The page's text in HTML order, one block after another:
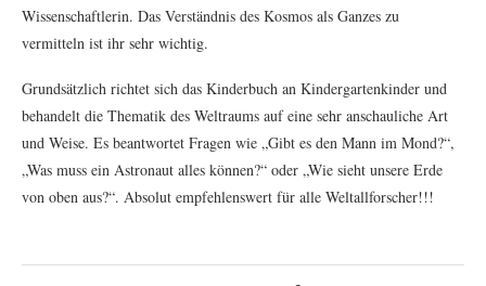
Wissenschaftlerin. Das Verständnis des Kosmos als Ganzes zu
vermitteln ist ihr sehr wichtig.
Grundsätzlich richtet sich das Kinderbuch an Kindergartenkinder und
behandelt die Thematik des Weltraums auf eine sehr anschauliche Art
und Weise. Es beantwortet Fragen wie „Gibt es den Mann im Mond?“,
„Was muss ein Astronaut alles können?“ oder „Wie sieht unsere Erde
von oben aus?“. Absolut empfehlenswert für alle Weltallforscher!!!